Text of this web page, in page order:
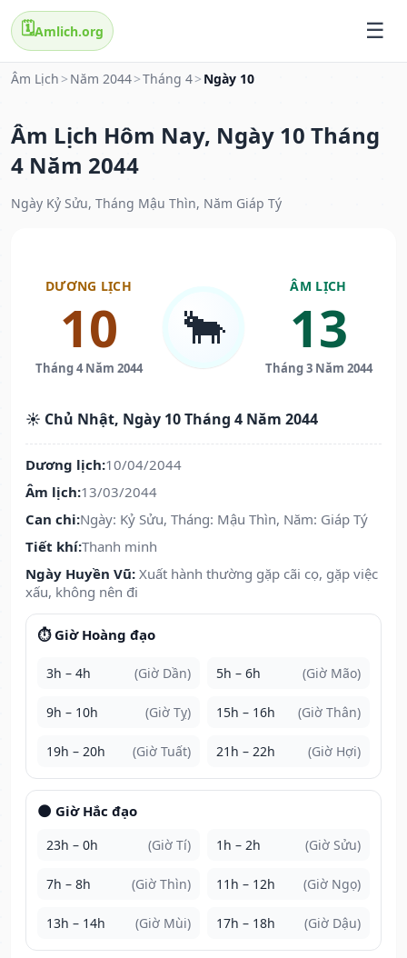
🗓️Amlich.org
Âm Lịch > Năm 2044>Tháng 4> Ngày 10
Âm Lịch Hôm Nay, Ngày 10 Tháng
4 Năm 2044
Ngày Kỷ Sửu, Tháng Mậu Thìn, Năm Giáp Tý
DƯƠNG LỊCH
10
Tháng 4 Năm 2044
🐂
ÂM LỊCH
13
Tháng 3 Năm 2044
☀️ Chủ Nhật, Ngày 10 Tháng 4 Năm 2044
Dương lịch:10/04/2044
Âm lịch:13/03/2044
Can chi:Ngày: Kỷ Sửu, Tháng: Mậu Thìn, Năm: Giáp Tý
Tiết khí:Thanh minh
Ngày Huyền Vũ: Xuất hành thường gặp cãi cọ, gặp việc
xấu, không nên đi
⏱️ Giờ Hoàng đạo
3h – 4h (Giờ Dần) 5h – 6h (Giờ Mão)
9h – 10h (Giờ Tỵ) 15h – 16h (Giờ Thân)
19h – 20h (Giờ Tuất) 21h – 22h (Giờ Hợi)
🌑 Giờ Hắc đạo
23h – 0h (Giờ Tí) 1h – 2h (Giờ Sửu)
7h – 8h (Giờ Thìn) 11h – 12h (Giờ Ngọ)
13h – 14h (Giờ Mùi) 17h – 18h (Giờ Dậu)